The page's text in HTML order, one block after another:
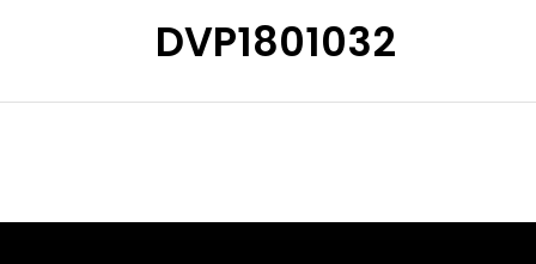
DVP1801032